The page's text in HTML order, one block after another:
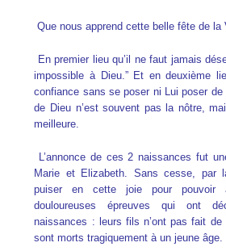
Que nous apprend cette belle fête de la
En premier lieu qu’il ne faut jamais
impossible à Dieu.” Et en deuxième
confiance sans se poser ni Lui poser
de Dieu n’est souvent pas la nôtre,
meilleure.
L’annonce de ces 2 naissances fut
Marie et Elizabeth. Sans cesse, par
puiser en cette joie pour pouvoir
douloureuses épreuves qui ont
naissances : leurs fils n’ont pas fait
sont morts tragiquement à un jeune âge.